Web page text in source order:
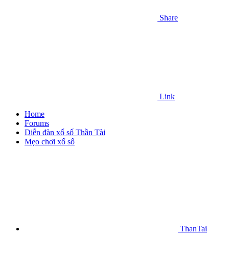
Share
Link
Home
Forums
Diễn đàn xổ số Thần Tài
Mẹo chơi xổ số
ThanTai